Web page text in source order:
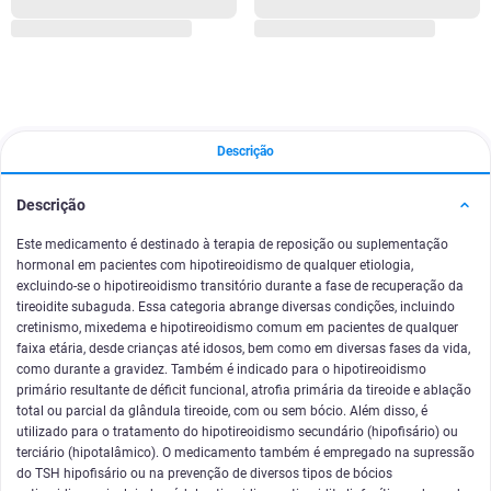
Descrição
Descrição
Este medicamento é destinado à terapia de reposição ou suplementação
hormonal em pacientes com hipotireoidismo de qualquer etiologia,
excluindo-se o hipotireoidismo transitório durante a fase de recuperação da
tireoidite subaguda. Essa categoria abrange diversas condições, incluindo
cretinismo, mixedema e hipotireoidismo comum em pacientes de qualquer
faixa etária, desde crianças até idosos, bem como em diversas fases da vida,
como durante a gravidez. Também é indicado para o hipotireoidismo
primário resultante de déficit funcional, atrofia primária da tireoide e ablação
total ou parcial da glândula tireoide, com ou sem bócio. Além disso, é
utilizado para o tratamento do hipotireoidismo secundário (hipofisário) ou
terciário (hipotalâmico). O medicamento também é empregado na supressão
do TSH hipofisário ou na prevenção de diversos tipos de bócios